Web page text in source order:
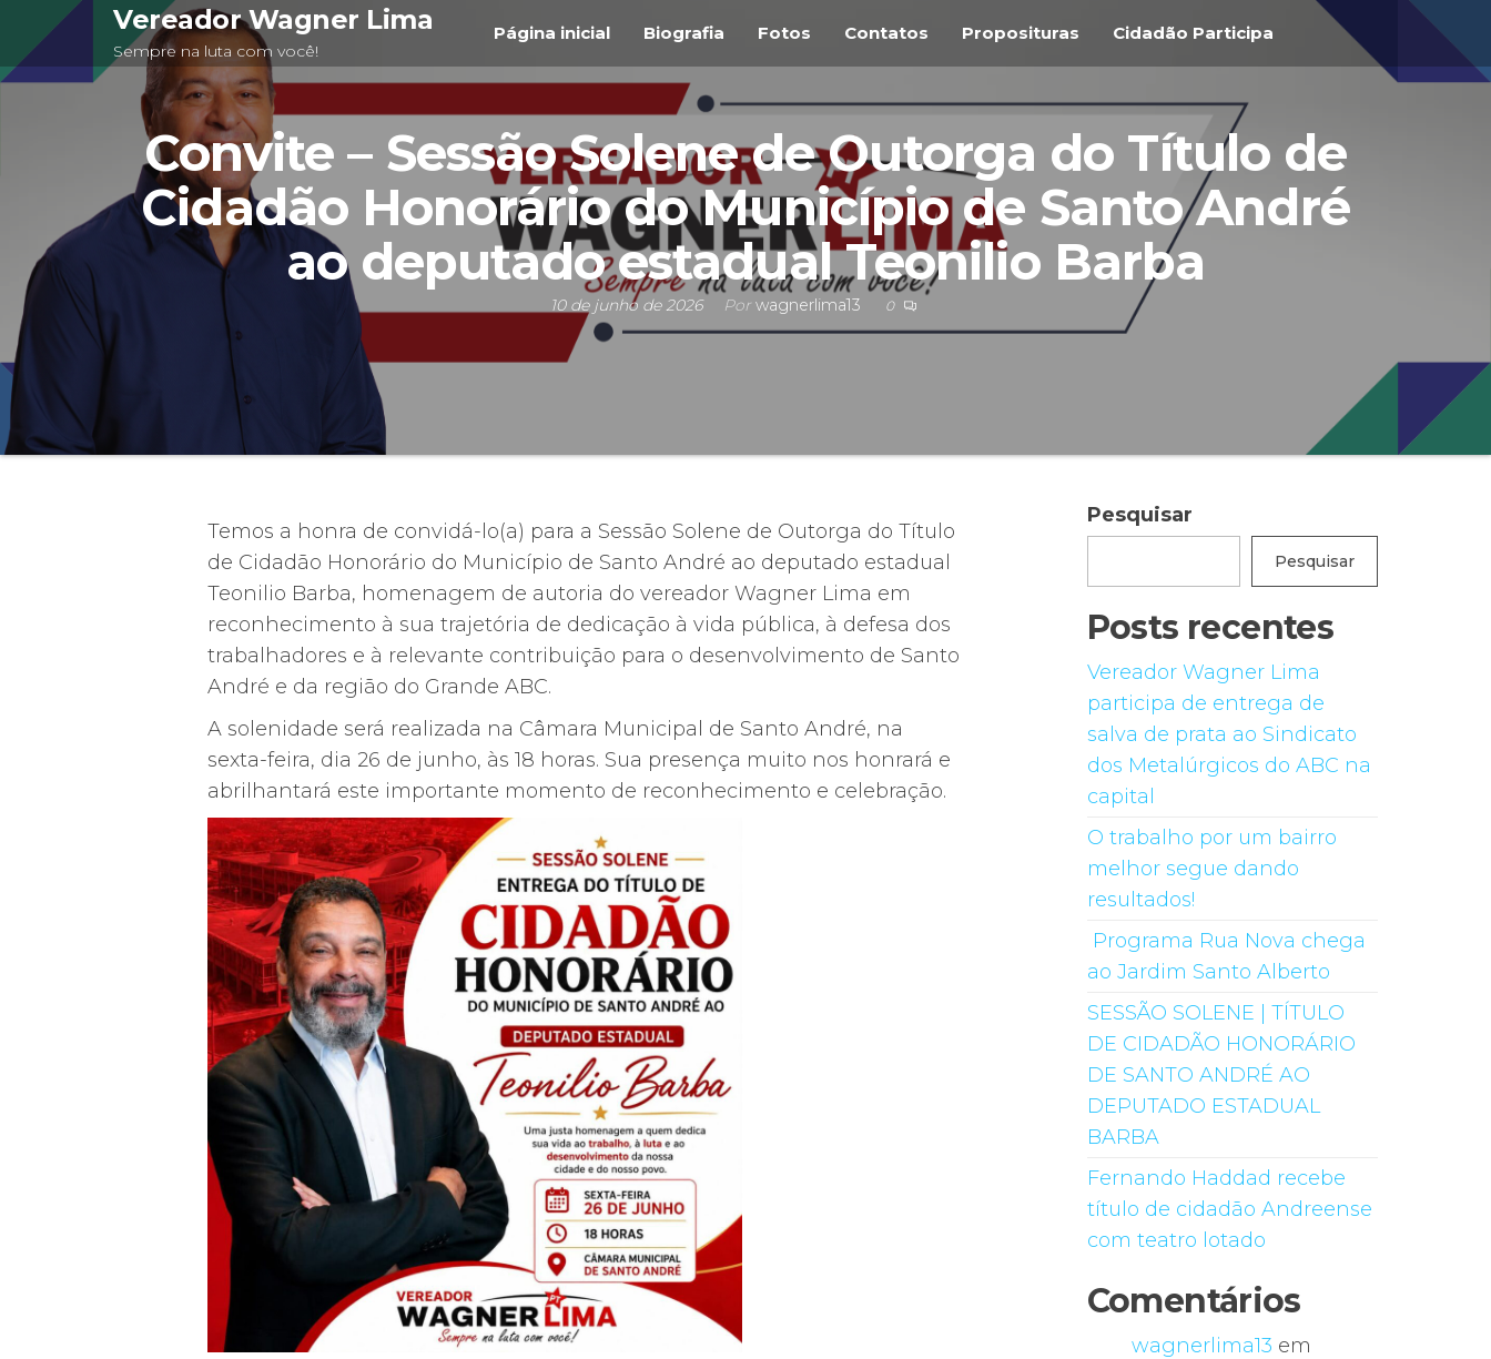
para
o
Vereador Wagner Lima
Sempre na luta com você!
Página inicial Biografia Fotos Contatos Proposituras Cidadão Participa
Convite – Sessão Solene de Outorga do Título de
Cidadão Honorário do Município de Santo André
ao deputado estadual Teonilio Barba
10 de junho de 2026 Porwagnerlima13 0
Temos a honra de convidá-lo(a) para a Sessão Solene de Outorga do Título
de Cidadão Honorário do Município de Santo André ao deputado estadual
Teonilio Barba, homenagem de autoria do vereador Wagner Lima em
reconhecimento à sua trajetória de dedicação à vida pública, à defesa dos
trabalhadores e à relevante contribuição para o desenvolvimento de Santo
André e da região do Grande ABC.
A solenidade será realizada na Câmara Municipal de Santo André, na
sexta-feira, dia 26 de junho, às 18 horas. Sua presença muito nos honrará e
abrilhantará este importante momento de reconhecimento e celebração.
Pesquisar
Pesquisar
Posts recentes
Vereador Wagner Lima
participa de entrega de
salva de prata ao Sindicato
dos Metalúrgicos do ABC na
capital
O trabalho por um bairro
melhor segue dando
resultados!
Programa Rua Nova chega
ao Jardim Santo Alberto
SESSÃO SOLENE | TÍTULO
DE CIDADÃO HONORÁRIO
DE SANTO ANDRÉ AO
DEPUTADO ESTADUAL
BARBA
Fernando Haddad recebe
título de cidadão Andreense
com teatro lotado
Comentários
wagnerlima13 em